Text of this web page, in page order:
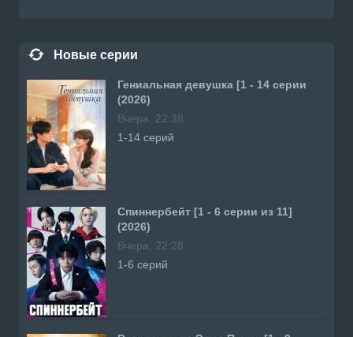
Новые серии
Гениальная девушка [1 - 14 серии
(2026)
Вчера, 22:38
1-14 серий
Спиннербейт [1 - 6 серии из 11]
(2026)
Вчера, 22:28
1-6 серий